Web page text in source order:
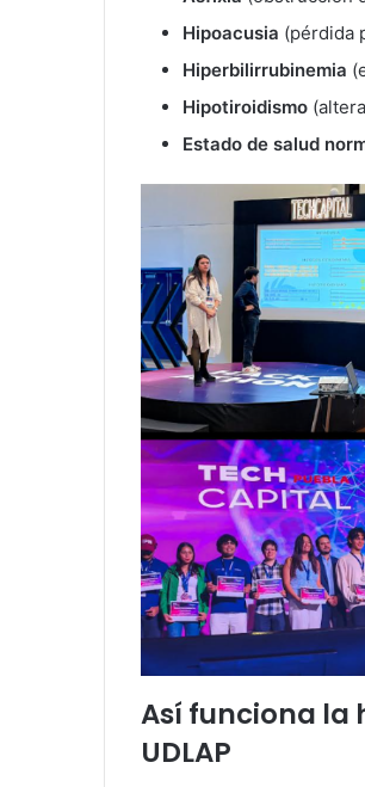
Hipoacusia (pérdida
Hiperbilirrubinemia
Hipotiroidismo
Estado de salud
Así funciona la
UDLAP